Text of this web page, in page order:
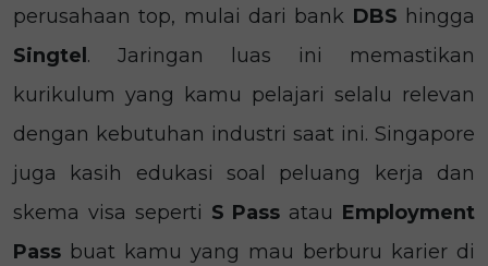
perusahaan top, mulai dari bank DBS hingga
Singtel . Jaringan luas ini memastikan
kurikulum yang kamu pelajari selalu relevan
dengan kebutuhan industri saat ini. Singapore
juga kasih edukasi soal peluang kerja dan
skema visa seperti S Pass atau Employment
Pass buat kamu yang mau berburu karier di